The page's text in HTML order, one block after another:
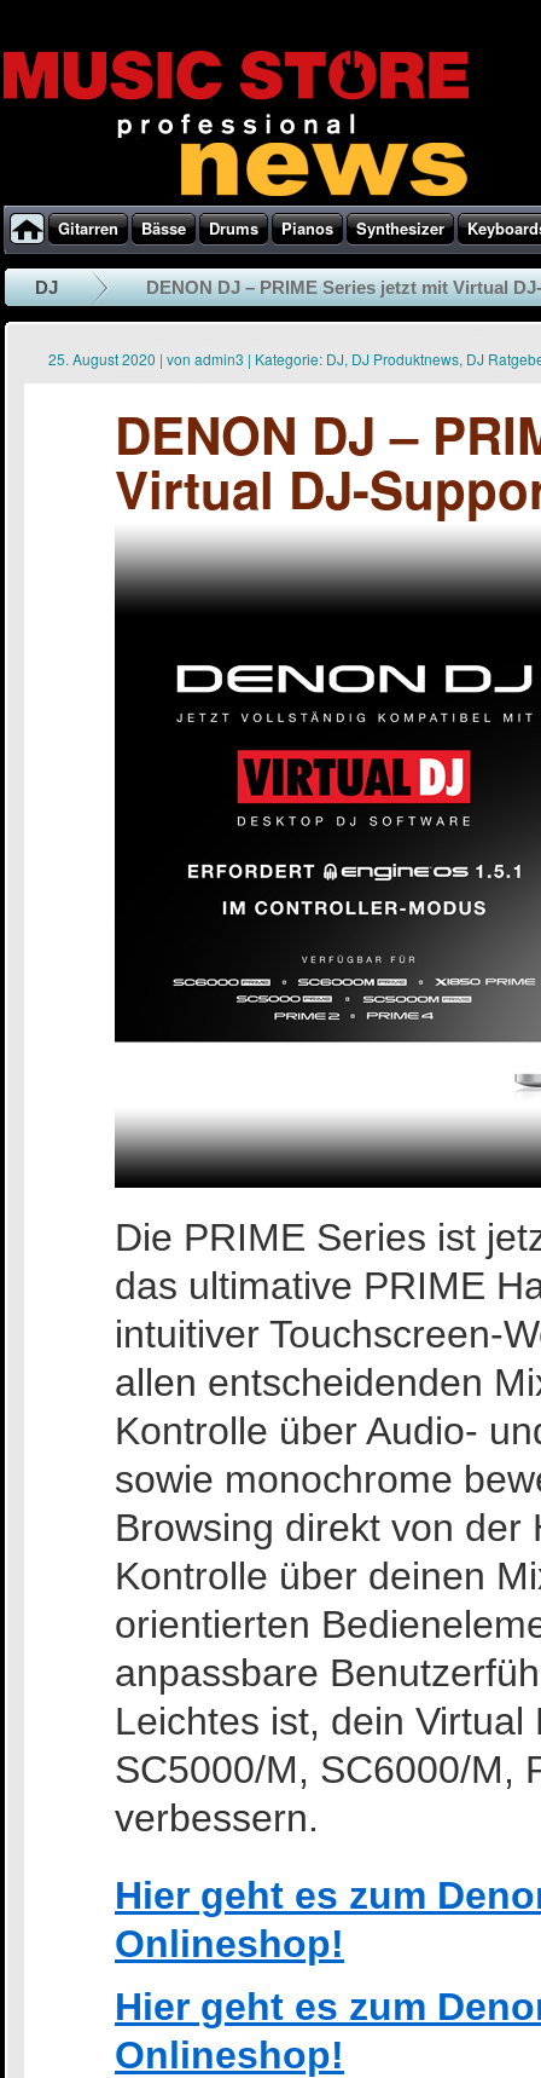
Gitarren Bässe Drums Pianos Synthesizer
DJ DENON DJ – PRIME Series jetzt mit Virtual
25. August 2020 | von admin3 | Kategorie: DJ, DJ Produktnews, DJ
DENON DJ –
Virtual DJ-
Die PRIME Series ist
das ultimative PRIME
intuitiver Touchscreen-
allen entscheidenden
Kontrolle über Audio-
sowie monochrome
Browsing direkt von der
Kontrolle über deinen
orientierten
anpassbare
Leichtes ist, dein
SC5000/M, SC6000/M,
verbessern.
Hier geht es zum
Onlineshop!
Hier geht es zum
Onlineshop!